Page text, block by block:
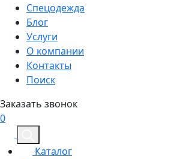
Спецодежда
Блог
Услуги
О компании
Контакты
Поиск
Заказать звонок
0
Каталог